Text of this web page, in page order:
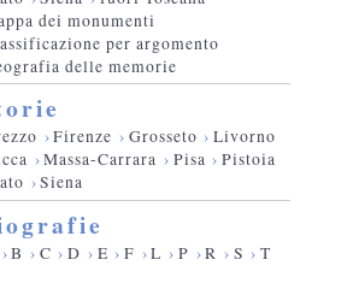
dei monumenti
per argomento
delle memorie
›Firenze › Grosseto › Livorno
›Massa-Carrara › Pisa › Pistoia
›Siena
›B › C › D › E › F ›L › P ›R › S › T